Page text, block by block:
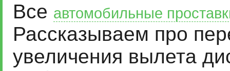
Все автомобильные
Рассказываем про
увеличения вылета